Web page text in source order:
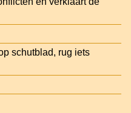
schutblad, rug iets